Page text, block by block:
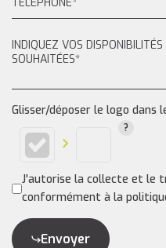
Glisser/déposer le logo dans
J'autorise la collecte et le
conformément à la
Envoyer